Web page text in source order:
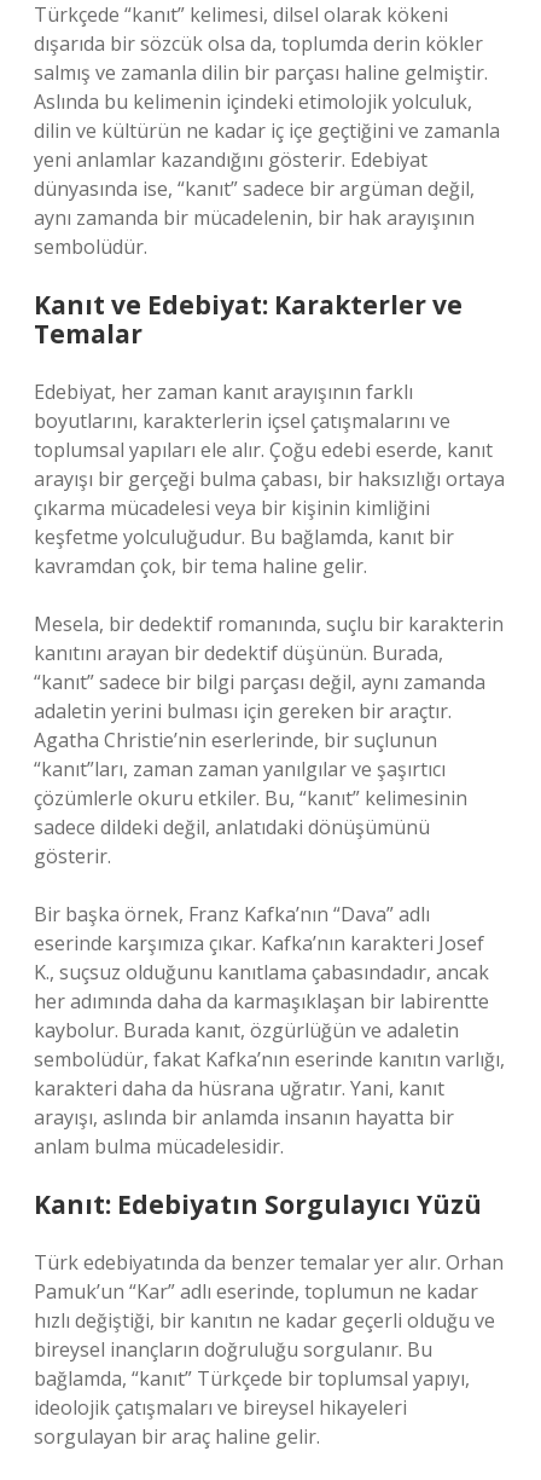
Türkçede “kanıt” kelimesi, dilsel olarak kökeni
dışarıda bir sözcük olsa da, toplumda derin kökler
salmış ve zamanla dilin bir parçası haline gelmiştir.
Aslında bu kelimenin içindeki etimolojik yolculuk,
dilin ve kültürün ne kadar iç içe geçtiğini ve zamanla
yeni anlamlar kazandığını gösterir. Edebiyat
dünyasında ise, “kanıt” sadece bir argüman değil,
aynı zamanda bir mücadelenin, bir hak arayışının
sembolüdür.
Kanıt ve Edebiyat: Karakterler ve
Temalar
Edebiyat, her zaman kanıt arayışının farklı
boyutlarını, karakterlerin içsel çatışmalarını ve
toplumsal yapıları ele alır. Çoğu edebi eserde, kanıt
arayışı bir gerçeği bulma çabası, bir haksızlığı ortaya
çıkarma mücadelesi veya bir kişinin kimliğini
keşfetme yolculuğudur. Bu bağlamda, kanıt bir
kavramdan çok, bir tema haline gelir.
Mesela, bir dedektif romanında, suçlu bir karakterin
kanıtını arayan bir dedektif düşünün. Burada,
“kanıt” sadece bir bilgi parçası değil, aynı zamanda
adaletin yerini bulması için gereken bir araçtır.
Agatha Christie’nin eserlerinde, bir suçlunun
“kanıt”ları, zaman zaman yanılgılar ve şaşırtıcı
çözümlerle okuru etkiler. Bu, “kanıt” kelimesinin
sadece dildeki değil, anlatıdaki dönüşümünü
gösterir.
Bir başka örnek, Franz Kafka’nın “Dava” adlı
eserinde karşımıza çıkar. Kafka’nın karakteri Josef
K., suçsuz olduğunu kanıtlama çabasındadır, ancak
her adımında daha da karmaşıklaşan bir labirentte
kaybolur. Burada kanıt, özgürlüğün ve adaletin
sembolüdür, fakat Kafka’nın eserinde kanıtın varlığı,
karakteri daha da hüsrana uğratır. Yani, kanıt
arayışı, aslında bir anlamda insanın hayatta bir
anlam bulma mücadelesidir.
Kanıt: Edebiyatın Sorgulayıcı Yüzü
Türk edebiyatında da benzer temalar yer alır. Orhan
Pamuk’un “Kar” adlı eserinde, toplumun ne kadar
hızlı değiştiği, bir kanıtın ne kadar geçerli olduğu ve
bireysel inançların doğruluğu sorgulanır. Bu
bağlamda, “kanıt” Türkçede bir toplumsal yapıyı,
ideolojik çatışmaları ve bireysel hikayeleri
sorgulayan bir araç haline gelir.